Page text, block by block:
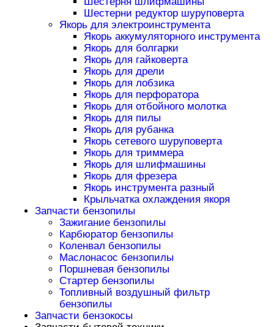
Шестерни редуктор шуруповерта
Якорь для электроинструмента
Якорь аккумуляторного инструмента
Якорь для болгарки
Якорь для гайковерта
Якорь для дрели
Якорь для лобзика
Якорь для перфоратора
Якорь для отбойного молотка
Якорь для пилы
Якорь для рубанка
Якорь сетевого шуруповерта
Якорь для триммера
Якорь для шлифмашины
Якорь для фрезера
Якорь инструмента разный
Крыльчатка охлаждения якоря
Запчасти бензопилы
Зажигание бензопилы
Карбюратор бензопилы
Коленвал бензопилы
Маслонасос бензопилы
Поршневая бензопилы
Стартер бензопилы
Топливный воздушный фильтр
бензопилы
Запчасти бензокосы